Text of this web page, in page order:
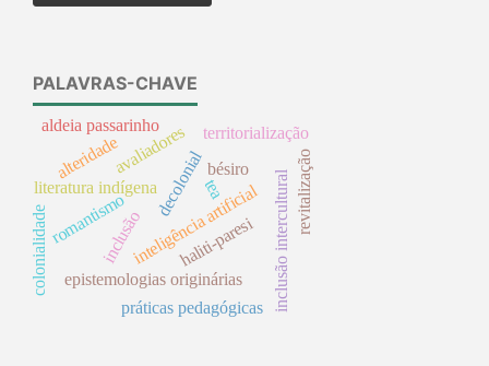
PALAVRAS-CHAVE
decolonial
literatura indígenainteligência artificial
epistemologias originárias
avaliadores
inclusão intercultural
tea
inclusão
práticas pedagógicas
aldeia passarinho territorialização
alteridade
colonialidaderomantismo haliti-paresi
bésiro revitalização